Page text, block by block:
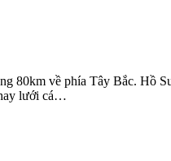
về phía Tây Bắc. Hồ
lưới cá…